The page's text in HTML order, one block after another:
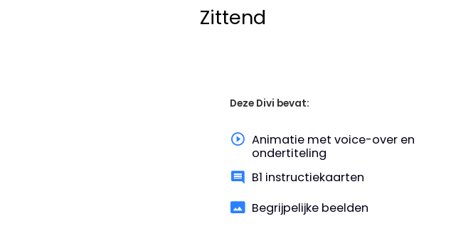
Zittend
Deze Divi bevat:
Animatie met voice-over en
ondertiteling
B1 instructiekaarten
Begrijpelijke beelden